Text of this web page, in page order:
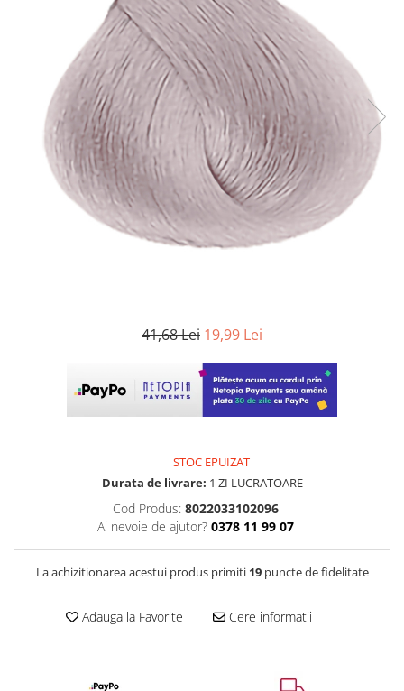
41,68 Lei 19,99 Lei
STOC EPUIZAT
Durata de livrare: 1 ZI LUCRATOARE
Cod Produs: 8022033102096
Ai nevoie de ajutor? 0378 11 99 07
La achizitionarea acestui produs primiti 19puncte de fidelitate
Adauga la Favorite Cere informatii